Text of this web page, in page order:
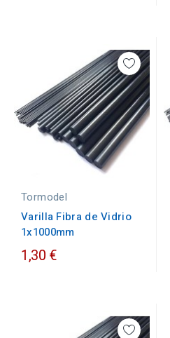
Tormodel
Varilla Fibra de Vidrio
1x1000mm
1,30 €